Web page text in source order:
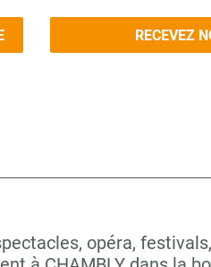
RECEVEZ
opéra,